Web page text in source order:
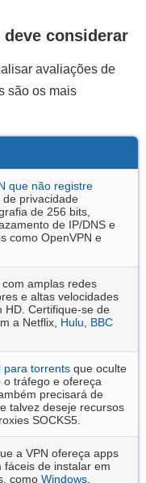
deve considerar
avaliações de
são os mais
que não registre
privacidade
de 256 bits,
de IP/DNS e
como OpenVPN e
amplas redes
e altas velocidades
HD. Certifique-se de
a Netflix, Hulu
BBC
para torrents que oculte
o tráfego e ofereça
precisará de
talvez deseje recursos
SOCKS5.
a VPN ofereça apps
fáceis de instalar em
como Windows